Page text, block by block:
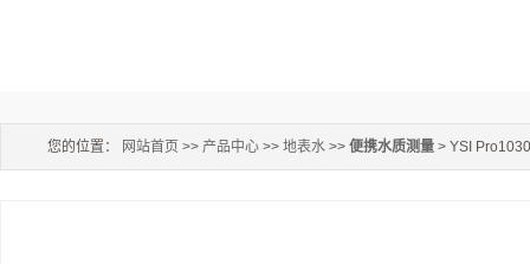
您的位置： 网站首页 >> 产品中心 >> 地表水 >> 便携水质测量 > YSI